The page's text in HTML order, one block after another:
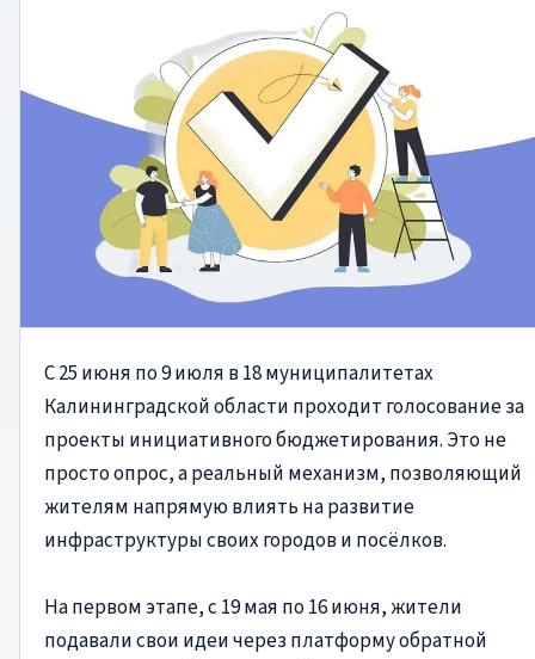
С 25 июня по 9 июля в 18 муниципалитетах
Калининградской области проходит голосование за
проекты инициативного бюджетирования. Это не
просто опрос, а реальный механизм, позволяющий
жителям напрямую влиять на развитие
инфраструктуры своих городов и посёлков.
На первом этапе, с 19 мая по 16 июня, жители
подавали свои идеи через платформу обратной